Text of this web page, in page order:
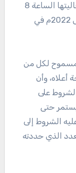
في المسابقة الكبرى التي ستنطلق فعاليتها الساعة 8
من صباح يوم الأربعاء الموافق 9 مارس 2022م في
مسموح لكل من
أعلاه، وأن
على
حتى
الشروط إلى
الذي حددته